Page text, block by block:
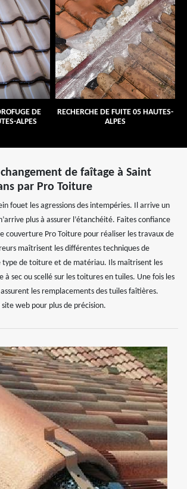
DE
ALPES
RECHERCHE DE FUITE 05 HAUTES-
ALPES
de faîtage à Saint
par Pro Toiture
fouet les agressions des intempéries. Il arrive un
plus à assurer l’étanchéité. Faites confiance
couverture Pro Toiture pour réaliser les travaux de
maîtrisent les différentes techniques de
de toiture et de matériau. Ils maîtrisent les
sec ou scellé sur les toitures en tuiles. Une fois les
les remplacements des tuiles faîtières.
web pour plus de précision.